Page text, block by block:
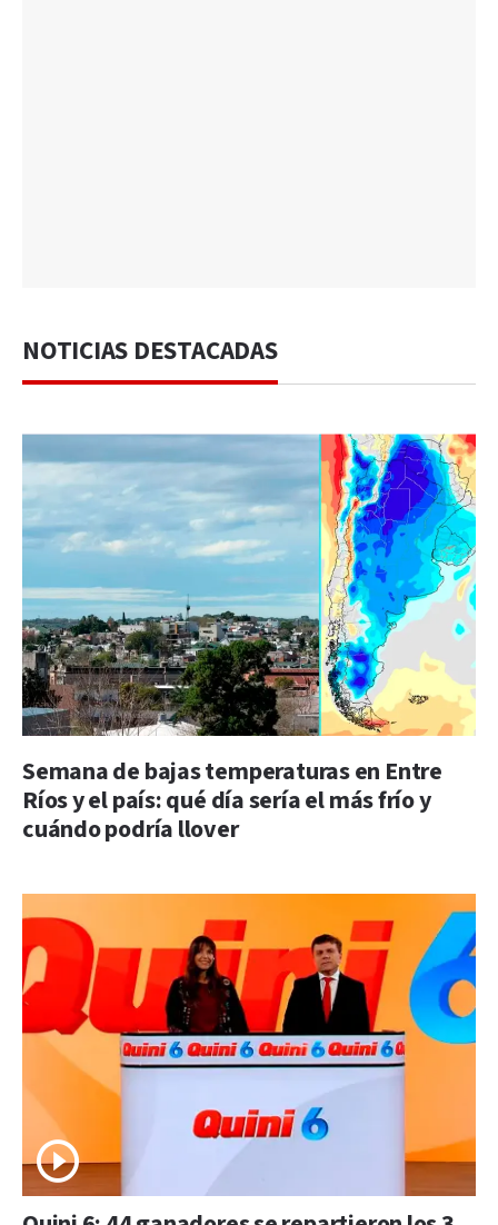
NOTICIAS DESTACADAS
Semana de bajas temperaturas en Entre
Ríos y el país: qué día sería el más frío y
cuándo podría llover